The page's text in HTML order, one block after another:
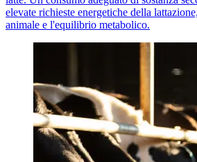
elevate richieste energetiche della
animale e l'equilibrio metabolico.